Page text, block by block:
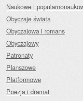
Naukowe i
Obyczaje świata
Obyczajowa i romans
Obyczajowy
Patronaty
Planszowe
Platformowe
Poezja i dramat